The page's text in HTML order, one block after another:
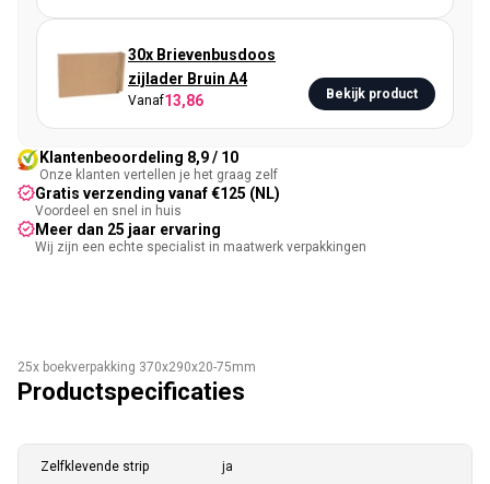
30x Brievenbusdoos
zijlader Bruin A4
Vanaf13,86 Bekijk product
Klantenbeoordeling 8,9 / 10
Onze klanten vertellen je het graag zelf
Gratis verzending vanaf €125 (NL)
Voordeel en snel in huis
Meer dan 25 jaar ervaring
Wij zijn een echte specialist in maatwerk verpakkingen
25x boekverpakking 370x290x20-75mm
Productspecificaties
Zelfklevende strip ja